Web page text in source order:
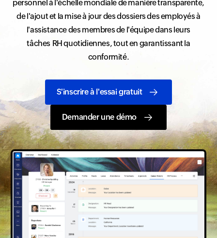
personnel à l'échelle mondiale de manière transparente,
de l'ajout et la mise à jour des dossiers des employés à
l'assistance des membres de l'équipe dans leurs
tâches RH quotidiennes, tout en garantissant la
conformité.
S'inscrire à l'essai gratuit
Demander une démo